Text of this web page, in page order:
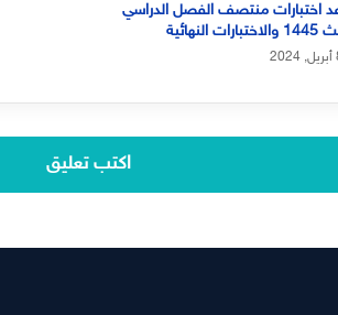
اختبارات منتصف الفصل الدراسي
النهائية
اكتب تعليق